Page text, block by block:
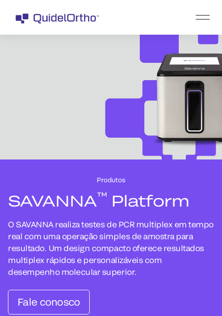
Produtos
SAVANNA™ Platform
O SAVANNA realiza testes de PCR multiplex em tempo
real com uma operação simples de amostra para
resultado. Um design compacto oferece resultados
multiplex rápidos e personalizáveis com
desempenho molecular superior.
Fale conosco